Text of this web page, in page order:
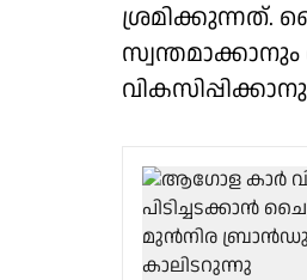
ശ്രമിക്കുന്നത്.